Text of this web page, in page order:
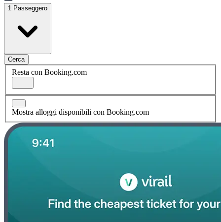
1 Passeggero
Cerca
Resta con Booking.com
Mostra alloggi disponibili con Booking.com